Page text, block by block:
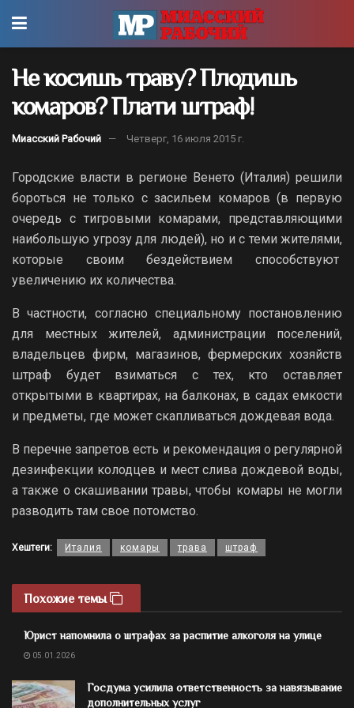
Не косишь траву? Плодишь
комаров? Плати штраф!
Миасский Рабочий Четверг, 16 июля 2015 г.
Городские власти в регионе Венето (Италия) решили
бороться не только с засильем комаров (в первую
очередь с тигровыми комарами, представляющими
наибольшую угрозу для людей), но и с теми жителями,
которые своим бездействием способствуют
увеличению их количества.
В частности, согласно специальному постановлению
для местных жителей, администрации поселений,
владельцев фирм, магазинов, фермерских хозяйств
штраф будет взиматься с тех, кто оставляет
открытыми в квартирах, на балконах, в садах емкости
и предметы, где может скапливаться дождевая вода.
В перечне запретов есть и рекомендация о регулярной
дезинфекции колодцев и мест слива дождевой воды,
а также о скашивании травы, чтобы комары не могли
разводить там свое потомство.
Хештеги: Италия комары трава штраф
Похожие темы
Юрист напомнила о штрафах за распитие алкоголя на улице
05.01.2026
Госдума усилила ответственность за навязывание
дополнительных услуг